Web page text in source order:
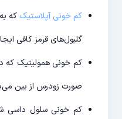
کم خونی آپلاستیک که
گلبول‌های قرمز کافی
کم خونی همولیتیک که
صورت زودرس از بین
کم خونی سلول داسی